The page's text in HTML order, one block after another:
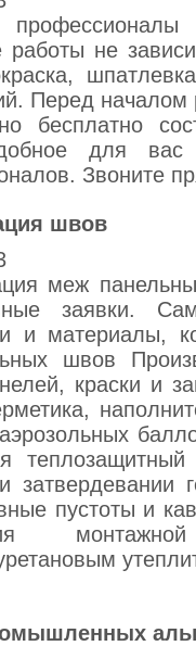
не
Перед началом
бесплатно
для вас
Звоните
швов
меж
заявки.
и материалы,
швов
краски и
затвердевании
пустоты и